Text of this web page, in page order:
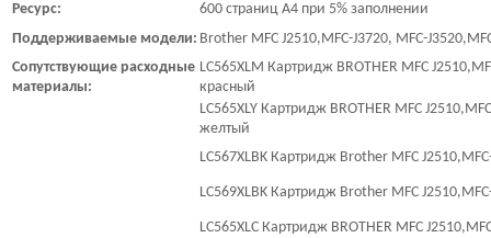
Ресурс:
600 страниц A4 при 5% заполнении
Поддерживаемые модели: Brother MFC J2510,MFC-J3720, MFC-
Сопутствующие расходные
материалы:
LC565XLM Картридж BROTHER MFC
красный
LC565XLY Картридж BROTHER MFC
желтый
LC567XLBK Картридж Brother MFC
LC569XLBK Картридж Brother MFC
LC565XLC Картридж BROTHER MFC